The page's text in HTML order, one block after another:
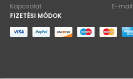
Kapcsolat
E-
FIZETÉSI MÓDOK